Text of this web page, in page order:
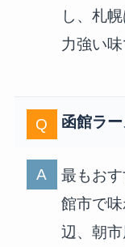
し、札
力強い味
函館ラ
最もお
館市で
辺、朝